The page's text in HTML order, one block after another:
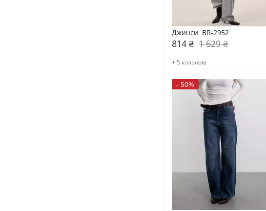
Джинси  BR-2952
814 ₴ 1 629 ₴
+ 5 кольорів
- 50%